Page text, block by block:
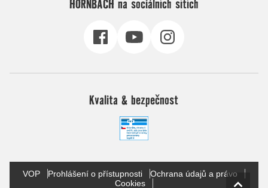
HORNBACH na sociálních sítích
Kvalita & bezpečnost
VOP Prohlášení o přístupnosti
Ochrana údajů a právo
Cookies